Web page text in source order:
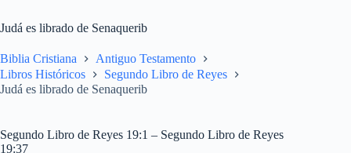
Judá es librado de Senaquerib
Biblia Cristiana
Antiguo Testamento
Libros Históricos
Segundo Libro de Reyes
Judá es librado de Senaquerib
Segundo Libro de Reyes 19:1 – Segundo Libro de Reyes
19:37